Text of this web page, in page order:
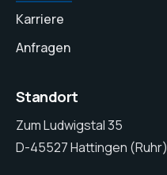
Karriere
Anfragen
Standort
Zum Ludwigstal 35
D-45527 Hattingen (Ruhr)